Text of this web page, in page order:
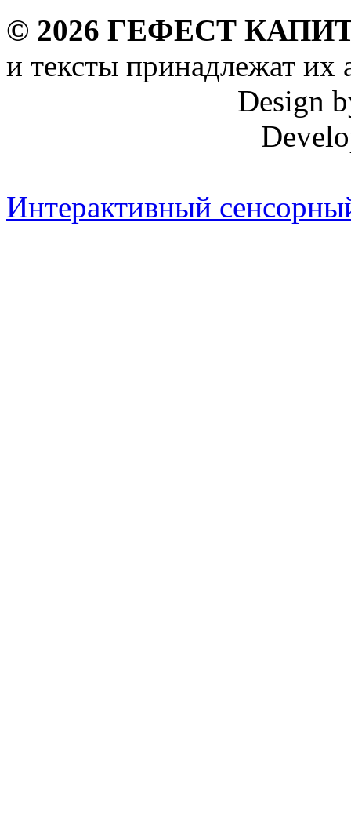
© 2026 ГЕФЕСТ
и тексты принадлежат их
Design
Интерактивный